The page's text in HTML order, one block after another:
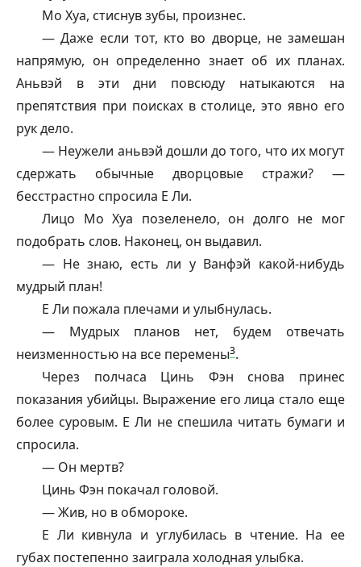
Мо Хуа, стиснув зубы, произнес.
— Даже если тот, кто во дворце, не замешан
напрямую, он определенно знает об их планах.
Аньвэй в эти дни повсюду натыкаются на
препятствия при поисках в столице, это явно его
рук дело.
— Неужели аньвэй дошли до того, что их могут
сдержать обычные дворцовые стражи? —
бесстрастно спросила Е Ли.
Лицо Мо Хуа позеленело, он долго не мог
подобрать слов. Наконец, он выдавил.
— Не знаю, есть ли у Ванфэй какой-нибудь
мудрый план!
Е Ли пожала плечами и улыбнулась.
— Мудрых планов нет, будем отвечать
неизменностью на все перемены3.
Через полчаса Цинь Фэн снова принес
показания убийцы. Выражение его лица стало еще
более суровым. Е Ли не спешила читать бумаги и
спросила.
— Он мертв?
Цинь Фэн покачал головой.
— Жив, но в обмороке.
Е Ли кивнула и углубилась в чтение. На ее
губах постепенно заиграла холодная улыбка.